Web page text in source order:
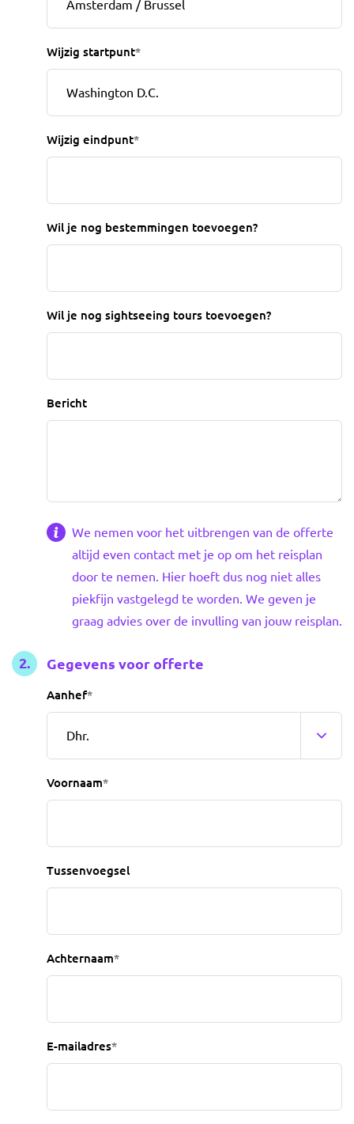
Wijzig startpunt*
Wijzig eindpunt*
Wil je nog bestemmingen toevoegen?
Wil je nog sightseeing tours toevoegen?
Bericht
We nemen voor het uitbrengen van de offerte
altijd even contact met je op om het reisplan
door te nemen. Hier hoeft dus nog niet alles
piekfijn vastgelegd te worden. We geven je
graag advies over de invulling van jouw reisplan.
Gegevens voor offerte
Aanhef*
Voornaam*
Tussenvoegsel
Achternaam*
E-mailadres*